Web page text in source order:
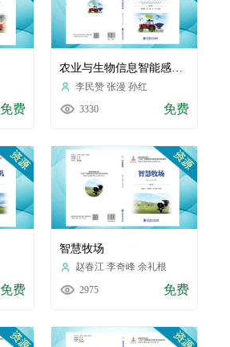
免费
农业与生物信息智能感知与处理技术
李民赞 张漫 孙红
3330 免费
免费
智慧牧场
赵春江 李奇峰 余礼根
2975 免费